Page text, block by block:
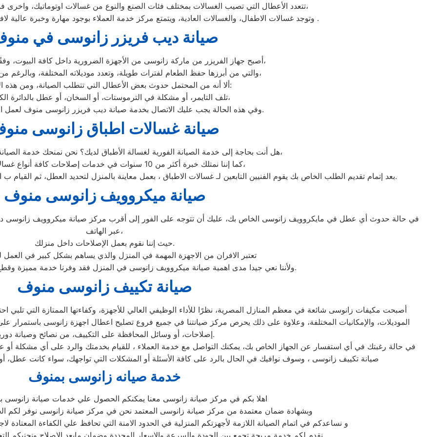
تتعدد الأعطال التي تصيب الغسالات بمختلف فئات الصنع والنوع من غسالات اوتوماتيك، واخرى فوق اوتوماتيك، والنصف اتوماتيك،
وتوجد غسالات الاطفال، والغسالات العادية، ويتمتع مركز خدمة العملاء بوجود مهارة وخبرة عالية لافضل ارقام اعطال غسالات زانوسى .
صيانة ديب فريزر زانوسى في
أصبح جهاز الفريزر من ماركة زانوسى من الأجهزة الضرورية داخل كافة البيوت، وفقًا لمميزاته العديدة،
والتي من أبرزها حفظ الطعام لفترات طويلة، وتعدد موديلاته المختلفة، وبالرغم من مميزاته العديدة،
ألا أنه من المحتمل حدوث بعض الأعطال التي تتطلب الصيانة، ومن هذه الأعطال:
تلف التايمر، أو مشكلة في الترموستات، أو السخان، أو عطل بالدائرة الكهربائية،
وفي هذه الحالة يجب عليك الاتصال بخدمة صيانة ديب فريزر زانوسى منوف لعمل الإصلاحات اللازمة.
صيانة غسالات اطباق زانوسى
هل أنت بحاجة إلى خدمة الصيانة الفورية لغسالة الأطباق لديك؟ نحن نمنحك خدمة الصيانة الفورية التي ترغب بها،
كما إننا نمتلك خبرة أكثر من 10 سنوات في خدمات إصلاحات كافة أنواع غسالات الأطباق،
بعد إتمام تقديم الطلب الخاص بك يقوم الفنيين التابعين لـ غسالات الاطباق ، بعمل معاينة بالمنزل لتحديد العطل، ثم القيام ب اصلاح غسالات اطباق زانوسى دون سحب الجهاز إلى الوكلاء.
صيانة ميكروويف زانوسى منوف
في حالة حدوث أي عطل في مايكروويف زانوسى الخاص بك، عليك أن تتوجه على الفور إلى أقرب مركز صيانة ميكروويف زانوسى
عبر الهاتف،
حيث إننا نقوم بعمل الإصلاحات داخل منزلك.
تعتبر الافران من الاجهزة المهمة في المنزل والذي يساهم بشكل كبير في العمل
ولأننا نعي جيدا مدى اهمية صيانة ميكروويف زانوسى في المنزل فقد وفرنا خدمة مميزة وقطع غيار اصلية لكافة الأعطال.
صيانة تكييف زانوسى منوف
أصبحت مكيفات زانوسى شائعة في معظم المنازل المصرية، نظرًا للأداء الوظيفي العالي للأجهزة، وكفاءتها الممتازة التي تلبي
الموديلات، والإمكانيات المختلفة، وعلاوة على ذلك يحرص مركز صيانتنا في جميع فروع تصليح اعطال اجهزة زانوسى باستمرار
إصلاحات، أو وسائل المحافظة على التكييف، من نصائح وصيانة دورية.
في حالة رغبتك في أي استفسار عن الجهاز الخاص بك، يمكنك التواصل مع خدمة العملاء ، للقيام بخدمتك والرد على أي مشكلة أو
صيانة تكييف زانوسى ، وسوف نوافيك في الحال بالرد على كافة الأسئلة أو المشكلات التي تواجهك، سواء كانت عطل،
خدمة صيانه زانوسى بمنوف
اهلا بكم في مركز صيانة زانوسى معنا يمكنكم الحصول علي خدمات صيانة زانوسى
وبشهادة ضمان معتمدة من مركز صيانة زانوسى المعتمد نحن في مركز صيانة زانوسى نوفر لكم
و نساعدكم في اتمام الصيانة اللازمة لأجهزتكم المنزلية في الحدود الامنة التي تحافظ علي الكفاءة